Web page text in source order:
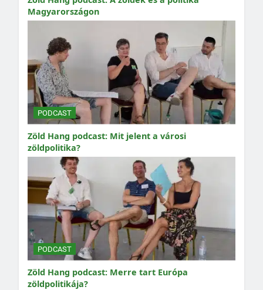
Magyarországon
PODCAST
Zöld Hang podcast: Mit jelent a városi
zöldpolitika?
PODCAST
Zöld Hang podcast: Merre tart Európa
zöldpolitikája?